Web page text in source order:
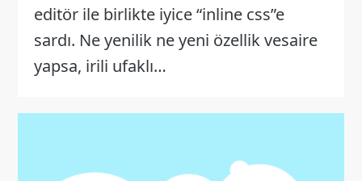
editör ile birlikte iyice “inline css”e
sardı. Ne yenilik ne yeni özellik vesaire
yapsa, irili ufaklı…